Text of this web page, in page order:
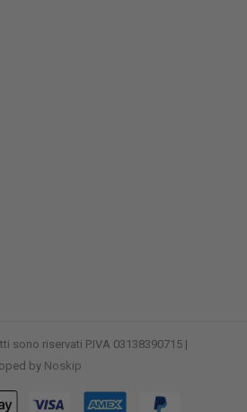
sono riservati P.IVA 03138390715 |
by Noskip